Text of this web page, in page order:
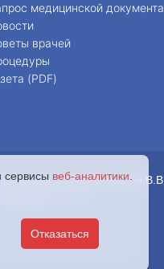
медицинской
врачей
(PDF)
больница имени
сервисы веб-аналитики
Отказаться